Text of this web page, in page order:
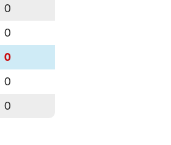
0
0
0
0
0